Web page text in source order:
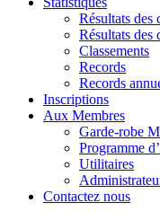
Résultats des
Résultats
Classements
Records
Records
Inscriptions
Aux Membres
Garde-robe
Programme
Utilitaires
Contactez nous